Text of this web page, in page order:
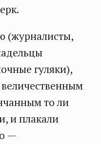
(журналисты,
гуляки),
то ли
и плакали
—